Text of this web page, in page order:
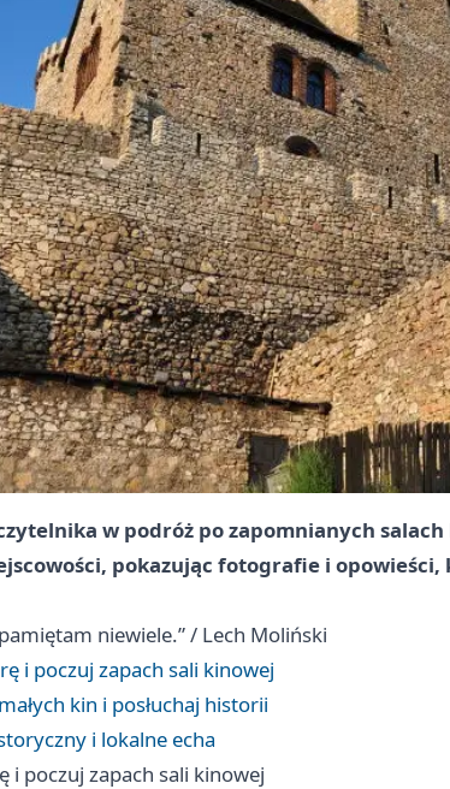
w podróż po zapomnianych
pokazując fotografie i
niewiele.” / Lech Moliński
i poczuj zapach sali kinowej
kin i posłuchaj historii
i lokalne echa
i poczuj zapach sali kinowej